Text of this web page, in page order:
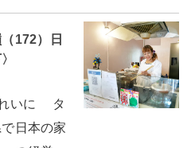
172）日
いに タ
日本の家